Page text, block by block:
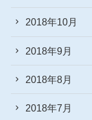
2018年10月
2018年9月
2018年8月
2018年7月